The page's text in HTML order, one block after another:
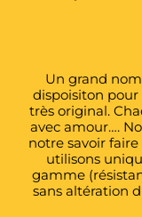
Un grand
dispoisiton pour
très original.
avec amour….
notre savoir
utilisons
gamme
sans altération